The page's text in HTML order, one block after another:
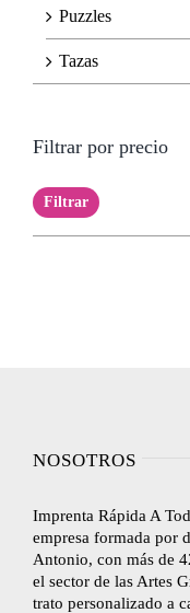
Puzzles
Tazas
Filtrar por precio
Filtrar
NOSOTROS
Imprenta Rápida A
empresa formada por
Antonio, con más de
el sector de las Artes
trato personalizado a